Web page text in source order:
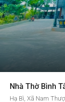
Nhà Thờ Bình
Hạ Bì, Xã Nam